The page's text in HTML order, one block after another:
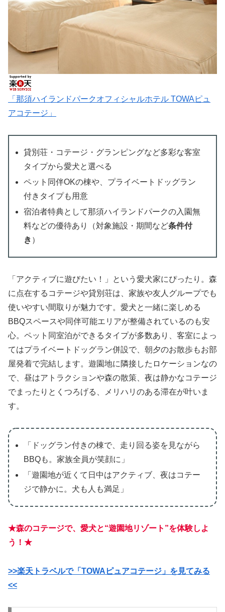
「那須ハイランドパークオフィシャルホテル TOWAピュ
アコテージ」
貸別荘・コテージ・グランピングなど多彩な客室
タイプから愛犬と選べる
ペット同伴OKの棟や、プライベートドッグラン
付きタイプも用意
宿泊者特典として那須ハイランドパークの入園無
料などの優待あり（対象施設・期間など条件付
き ）
「アクティブに遊びたい！」という愛犬家にぴったり。森
に点在するコテージや貸別荘は、家族や友人グループでも
使いやすい間取りが魅力です。愛犬と一緒に楽しめる
BBQスペースや同伴可能エリアが整備されているのも安
心。ペット同室泊ができるタイプが多数あり、客室によっ
てはプライベートドッグラン併設で、朝夕のお散歩もお部
屋発着で完結します。遊園地に隣接したロケーションなの
で、昼はアトラクションや森の散策、夜は静かなコテージ
でまったりとくつろげる、メリハリのある滞在が叶いま
す。
「ドッグラン付きの棟で、走り回る姿を見ながら
BBQも。家族全員が笑顔に」
「遊園地が近くて日中はアクティブ、夜はコテー
ジで静かに。犬も人も満足」
★森のコテージで、愛犬と“遊園地リゾート”を体験しよ
う！★
>>楽天トラベルで「TOWAピュアコテージ」を見てみる
<<